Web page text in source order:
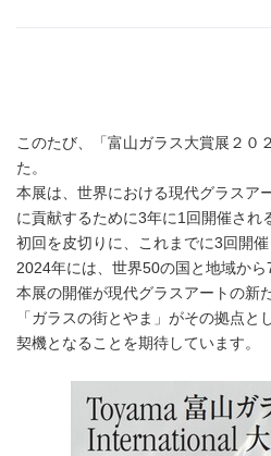
このたび、「富山ガラス大賞展２０
た。
本展は、世界における現代グラスア
に貢献するために3年に1回開催され
初回を皮切りに、これまでに3回開
2024年には、世界50の国と地域から
本展の開催が現代グラスアートの新
「ガラスの街とやま」がその拠点と
契機となることを期待しています。